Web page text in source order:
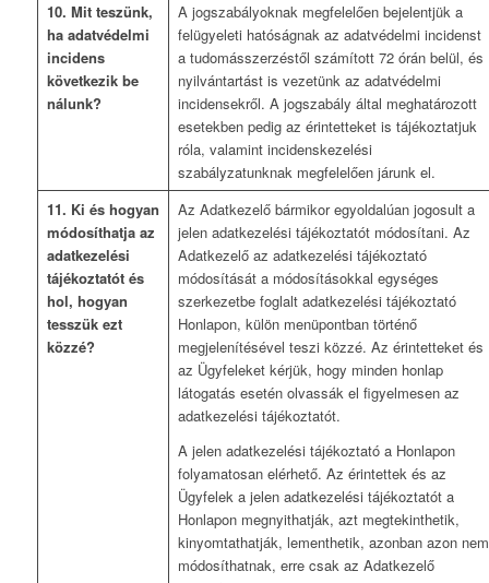
10. Mit teszünk,
ha adatvédelmi
incidens
következik be
nálunk?
A jogszabályoknak megfelelően bejelentjük a
felügyeleti hatóságnak az adatvédelmi incidenst
a tudomásszerzéstől számított 72 órán belül, és
nyilvántartást is vezetünk az adatvédelmi
incidensekről. A jogszabály által meghatározott
esetekben pedig az érintetteket is tájékoztatjuk
róla, valamint incidenskezelési
szabályzatunknak megfelelően járunk el.
11. Ki és hogyan
módosíthatja az
adatkezelési
tájékoztatót és
hol, hogyan
tesszük ezt
közzé?
Az Adatkezelő bármikor egyoldalúan jogosult a
jelen adatkezelési tájékoztatót módosítani. Az
Adatkezelő az adatkezelési tájékoztató
módosítását a módosításokkal egységes
szerkezetbe foglalt adatkezelési tájékoztató
Honlapon, külön menüpontban történő
megjelenítésével teszi közzé. Az érintetteket és
az Ügyfeleket kérjük, hogy minden honlap
látogatás esetén olvassák el figyelmesen az
adatkezelési tájékoztatót.
A jelen adatkezelési tájékoztató a Honlapon
folyamatosan elérhető. Az érintettek és az
Ügyfelek a jelen adatkezelési tájékoztatót a
Honlapon megnyithatják, azt megtekinthetik,
kinyomtathatják, lementhetik, azonban azon nem
módosíthatnak, erre csak az Adatkezelő